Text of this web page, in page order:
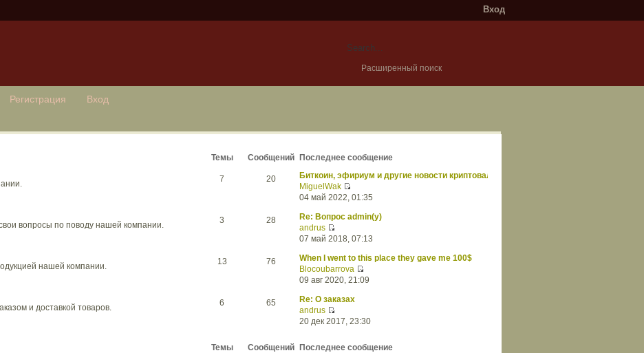
Вход
Расширенный поиск
Регистрация Вход
Темы Сообщений
Последнее сообщение
7 20
Биткоин, эфириум и другие новости криптовалют
MiguelWak
04 май 2022, 01:35
вопросы по поводу нашей компании.
3 28
Re: Вопрос admin(у)
andrus
07 май 2018, 07:13
нашей компании.
13 76
When I went to this place they gave me 100$
Blocoubarrova
09 авг 2020, 21:09
и доставкой товаров.
6 65
Re: О заказах
andrus
20 дек 2017, 23:30
Темы Сообщений
Последнее сообщение